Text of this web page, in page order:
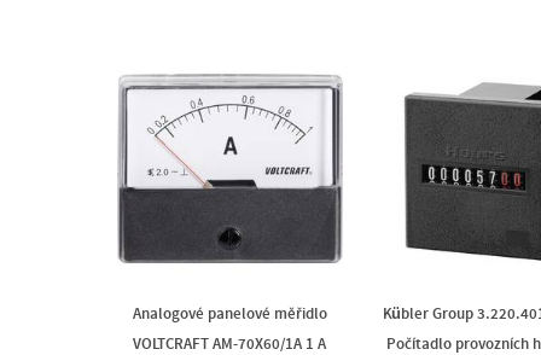
Analogové panelové měřidlo
VOLTCRAFT AM-70X60/1A 1 A
Kübler Group
Počítadlo provozních